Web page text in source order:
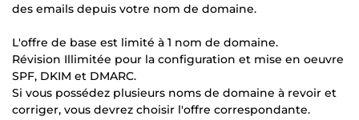
des emails depuis votre nom de domaine.
L'offre de base est limité à 1 nom de domaine.
Révision Illimitée pour la configuration et mise en oeuvre
SPF, DKIM et DMARC.
Si vous possédez plusieurs noms de domaine à revoir et
corriger, vous devrez choisir l'offre correspondante.